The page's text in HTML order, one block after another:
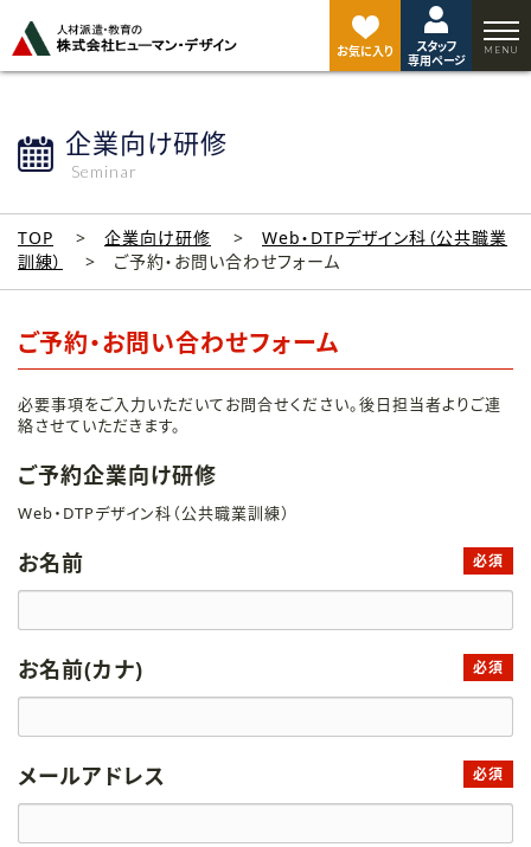
お気に入り
スタッフ
専用ページ
企業向け研修
Seminar
TOP 企業向け研修
Web・DTPデザイン科（公共職業
訓練）
ご予約・お問い合わせフォーム
ご予約・お問い合わせフォーム
必要事項をご入力いただいてお問合せください。後日担当者よりご連
絡させていただきます。
ご予約企業向け研修
Web・DTPデザイン科（公共職業訓練）
お名前 必須
お名前(カナ) 必須
メールアドレス 必須
ジ
ト